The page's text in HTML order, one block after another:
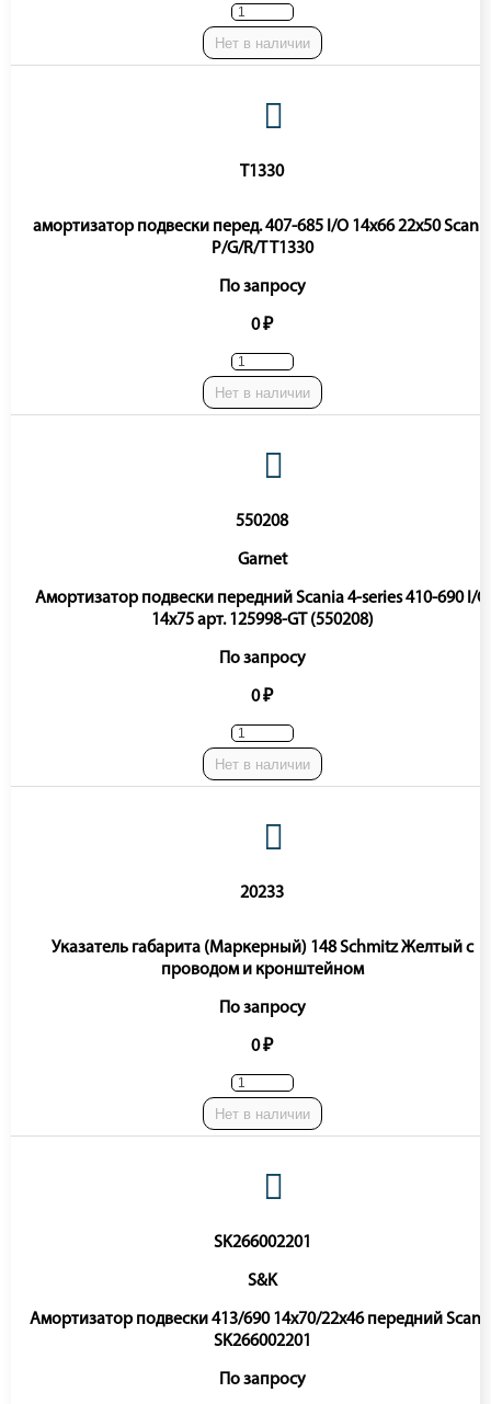
Нет в наличии
T1330
амортизатор подвески перед. 407-685 I/O 14x66 22x50 Scania
P/G/R/T T1330
По запросу
0 ₽
Нет в наличии
550208
Garnet
Амортизатор подвески передний Scania 4-series 410-690 I/O
14x75 арт. 125998-GT (550208)
По запросу
0 ₽
Нет в наличии
20233
Указатель габарита (Маркерный) 148 Schmitz Желтый c
проводом и кронштейном
По запросу
0 ₽
Нет в наличии
SK266002201
S&K
Амортизатор подвески 413/690 14x70/22x46 передний
SK266002201
По запросу